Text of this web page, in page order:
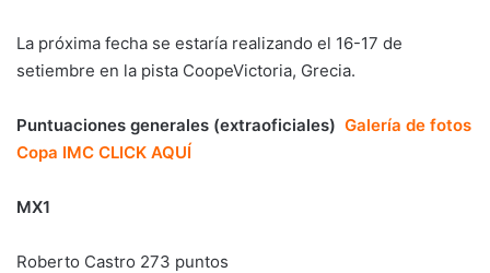
La próxima fecha se estaría realizando el 16-17 de
setiembre en la pista CoopeVictoria, Grecia.
Puntuaciones generales (extraoficiales) Galería de fotos
Copa IMC CLICK AQUÍ
MX1
Roberto Castro 273 puntos